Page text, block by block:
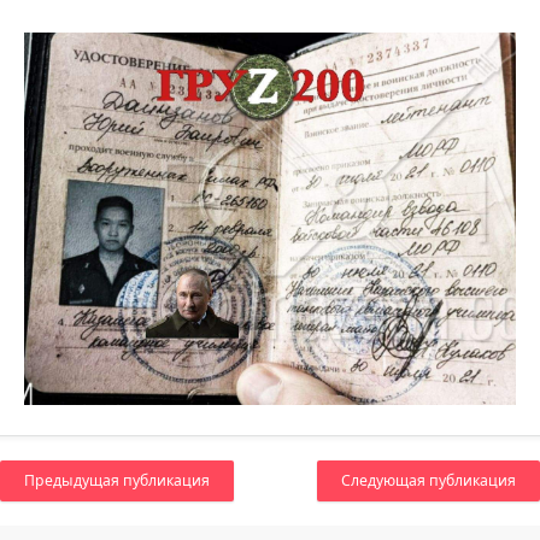
Предыдущая публикация Следующая публикация